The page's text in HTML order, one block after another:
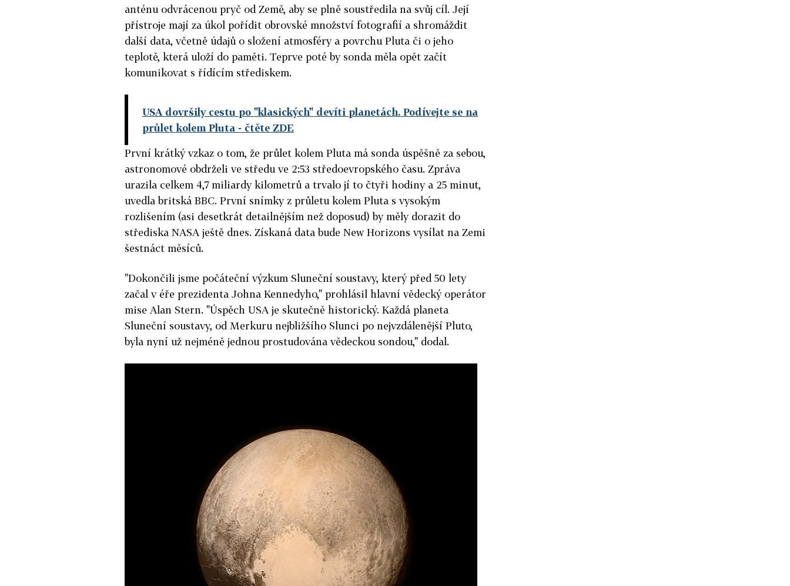
anténu odvrácenou pryč od Země, aby se plně soustředila na svůj cíl. Její
přístroje mají za úkol pořídit obrovské množství fotografií a shromáždit
další data, včetně údajů o složení atmosféry a povrchu Pluta či o jeho
teplotě, která uloží do paměti. Teprve poté by sonda měla opět začít
komunikovat s řídícím střediskem.
USA dovršily cestu po "klasických" devíti planetách. Podívejte se na
průlet kolem Pluta - čtěte ZDE
První krátký vzkaz o tom, že průlet kolem Pluta má sonda úspěšně za sebou,
astronomové obdrželi ve středu ve 2:53 středoevropského času. Zpráva
urazila celkem 4,7 miliardy kilometrů a trvalo jí to čtyři hodiny a 25 minut,
uvedla britská BBC. První snímky z průletu kolem Pluta s vysokým
rozlišením (asi desetkrát detailnějším než doposud) by měly dorazit do
střediska NASA ještě dnes. Získaná data bude New Horizons vysílat na Zemi
šestnáct měsíců.
"Dokončili jsme počáteční výzkum Sluneční soustavy, který před 50 lety
začal v éře prezidenta Johna Kennedyho," prohlásil hlavní vědecký operátor
mise Alan Stern. "Úspěch USA je skutečně historický. Každá planeta
Sluneční soustavy, od Merkuru nejbližšího Slunci po nejvzdálenější Pluto,
byla nyní už nejméně jednou prostudována vědeckou sondou," dodal.